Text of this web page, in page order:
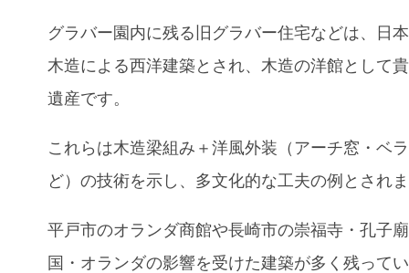
グラバー園内に残る旧グラバー住宅などは、日
木造による西洋建築とされ、木造の洋館として
遺産です。
これらは木造梁組み＋洋風外装（アーチ窓・ベ
ど）の技術を示し、多文化的な工夫の例とされ
平戸市のオランダ商館や長崎市の崇福寺・孔子
国・オランダの影響を受けた建築が多く残って